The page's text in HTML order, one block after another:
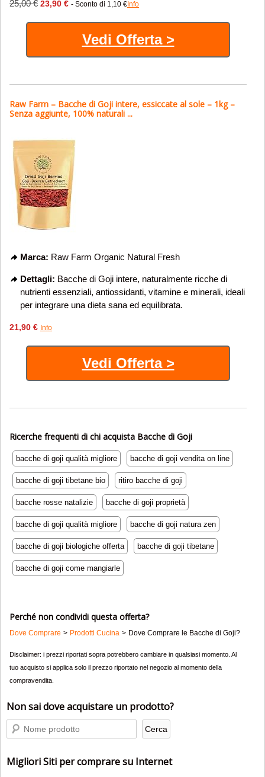
25,00 € 23,90 € - Sconto di 1,10 € Info
Vedi Offerta >
Raw Farm – Bacche di Goji intere, essiccate al sole – 1kg –
Senza aggiunte, 100% naturali ...
Marca: Raw Farm Organic Natural Fresh
Dettagli: Bacche di Goji intere, naturalmente ricche di
nutrienti essenziali, antiossidanti, vitamine e minerali, ideali
per integrare una dieta sana ed equilibrata.
21,90 € Info
Vedi Offerta >
Ricerche frequenti di chi acquista Bacche di Goji
bacche di goji qualità migliore bacche di goji vendita on line
bacche di goji tibetane bio ritiro bacche di goji
bacche rosse natalizie bacche di goji proprietà
bacche di goji qualità migliore bacche di goji natura zen
bacche di goji biologiche offerta bacche di goji tibetane
bacche di goji come mangiarle
Perché non condividi questa offerta?
Dove Comprare Prodotti Cucina Dove Comprare le Bacche di Goji?
Disclaimer: i prezzi riportati sopra potrebbero cambiare in qualsiasi momento. Al
tuo acquisto si applica solo il prezzo riportato nel negozio al momento della
compravendita.
Non sai dove acquistare un prodotto?
Migliori Siti per comprare su Internet